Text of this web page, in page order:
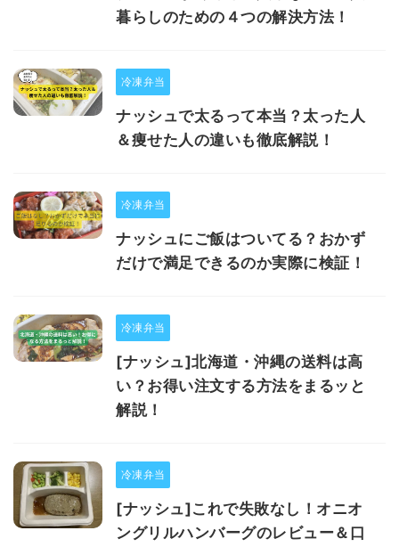
暮らしのための４つの解決方法！
冷凍弁当
ナッシュで太るって本当？太った人
＆痩せた人の違いも徹底解説！
冷凍弁当
ナッシュにご飯はついてる？おかず
だけで満足できるのか実際に検証！
冷凍弁当
[ナッシュ]北海道・沖縄の送料は高
い？お得い注文する方法をまるッと
解説！
冷凍弁当
[ナッシュ]これで失敗なし！オニオ
ングリルハンバーグのレビュー＆口